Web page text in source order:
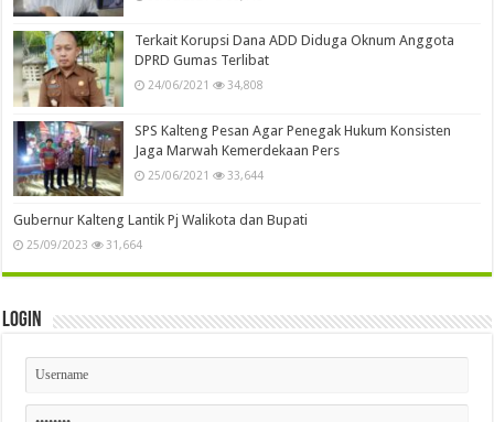
Terkait Korupsi Dana ADD Diduga Oknum Anggota
DPRD Gumas Terlibat
24/06/2021 34,808
SPS Kalteng Pesan Agar Penegak Hukum Konsisten
Jaga Marwah Kemerdekaan Pers
25/06/2021 33,644
Gubernur Kalteng Lantik Pj Walikota dan Bupati
25/09/2023 31,664
Login